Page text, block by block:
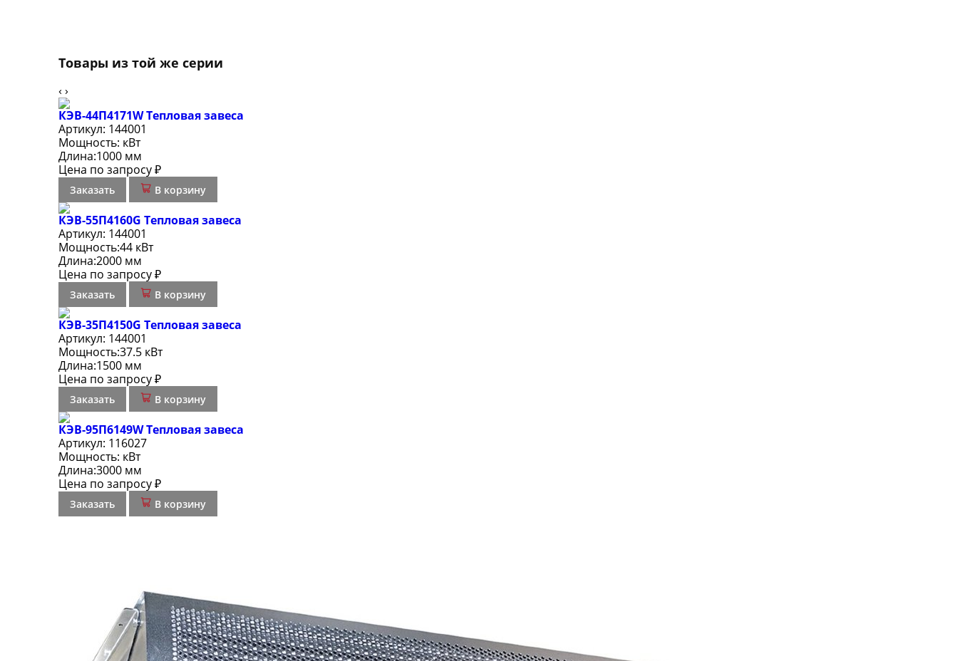
Товары из той же серии
‹ ›
КЭВ-44П4171W Тепловая завеса
Артикул: 144001
Мощность: кВт
Длина:1000 мм
Цена по запросу ₽
Заказать В корзину
КЭВ-55П4160G Тепловая завеса
Артикул: 144001
Мощность:44 кВт
Длина:2000 мм
Цена по запросу ₽
Заказать В корзину
КЭВ-35П4150G Тепловая завеса
Артикул: 144001
Мощность:37.5 кВт
Длина:1500 мм
Цена по запросу ₽
Заказать В корзину
КЭВ-95П6149W Тепловая завеса
Артикул: 116027
Мощность: кВт
Длина:3000 мм
Цена по запросу ₽
Заказать В корзину